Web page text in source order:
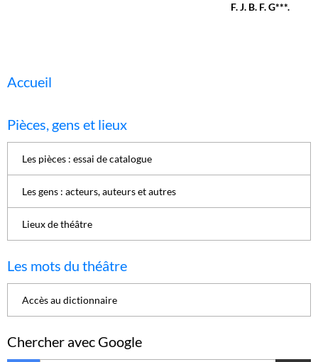
F. J. B. F. G***.
Accueil
Pièces, gens et lieux
Les pièces : essai de catalogue
Les gens : acteurs, auteurs et autres
Lieux de théâtre
Les mots du théâtre
Accès au dictionnaire
Chercher avec Google